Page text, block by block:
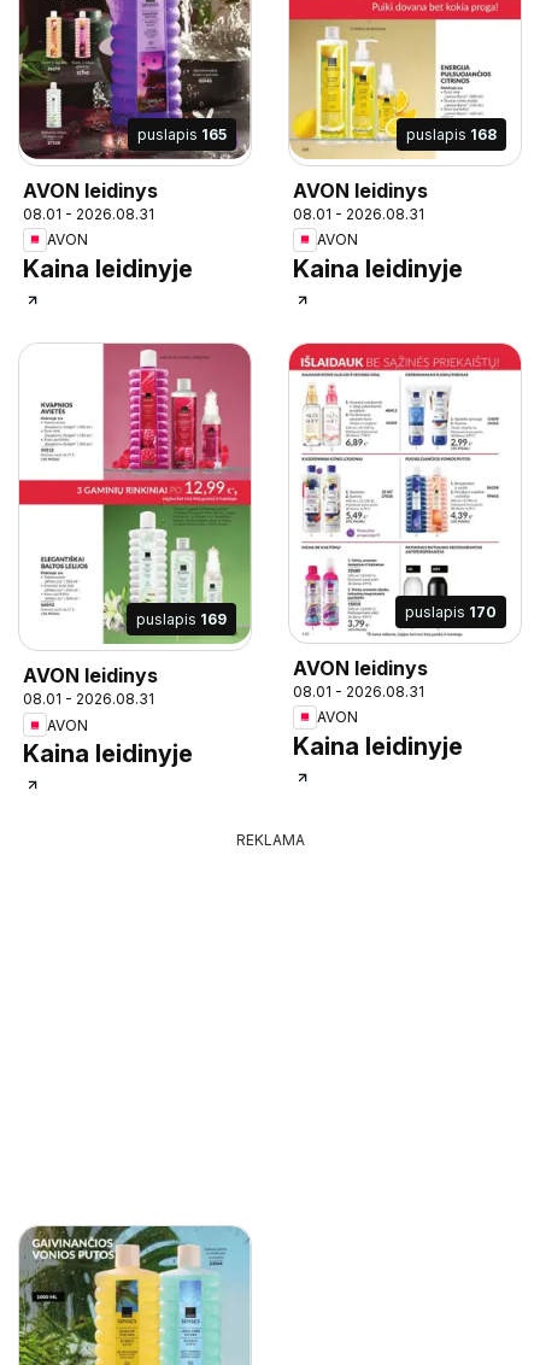
puslapis 165
AVON leidinys
08.01 - 2026.08.31
AVON
Kaina leidinyje
puslapis 168
AVON leidinys
08.01 - 2026.08.31
AVON
Kaina leidinyje
puslapis 169
AVON leidinys
08.01 - 2026.08.31
AVON
Kaina leidinyje
puslapis 170
AVON leidinys
08.01 - 2026.08.31
AVON
Kaina leidinyje
REKLAMA